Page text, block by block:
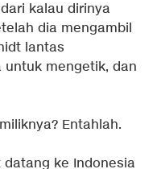
kalau dirinya
dia mengambil
lantas
untuk mengetik, dan
Entahlah.
ke Indonesia